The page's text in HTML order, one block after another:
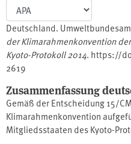
Deutschland.
der Klimarahmenkonvention
Kyoto-Protokoll 2014. https://
2619
Zusammenfassung
Gemäß der Entscheidung 15/
Klimarahmenkonvention
Mitgliedsstaaten des Kyoto-